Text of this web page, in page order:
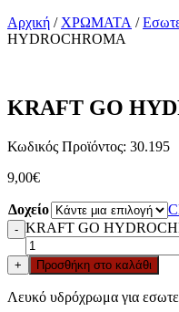
Αρχική / ΧΡΩΜΑΤΑ /
HYDROCHROMA
KRAFT GO
Κωδικός Προϊόντος: 30.195
9,00€
Δοχείο
- KRAFT GO
+ Προσθήκη στο καλάθι
Λευκό υδρόχρωμα για